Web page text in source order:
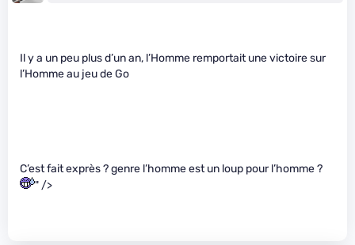
Il y a un peu plus d’un an, l’Homme remportait une victoire sur
l’Homme au jeu de Go
C’est fait exprès ? genre l’homme est un loup pour l’homme ?
" />